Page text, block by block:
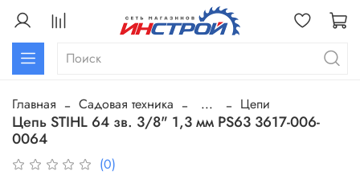
Главная Садовая техника ... Цепи
Цепь STIHL 64 зв. 3/8" 1,3 мм РS63 3617-006-
0064
(0)